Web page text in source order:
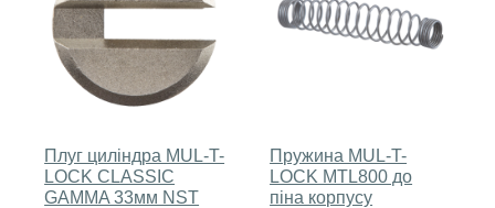
Плуг циліндра MUL-T-
LOCK CLASSIC
GAMMA 33мм NST
Пружина MUL-T-
LOCK MTL800 до
піна корпусу